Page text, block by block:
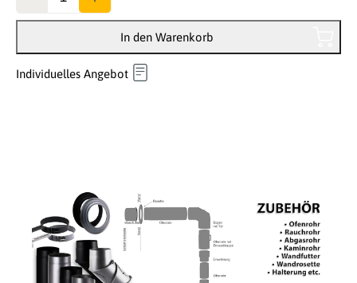
In den Warenkorb
Individuelles Angebot